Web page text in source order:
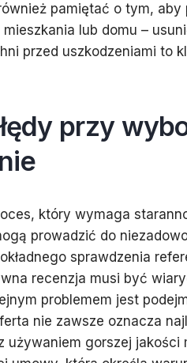
pamiętać o tym, aby
lub domu –
przed uszkodzeniami to
przy
który wymaga
prowadzić do
sprawdzenia
recenzja musi być
problemem jest
nie zawsze oznacza
gorszej jakości